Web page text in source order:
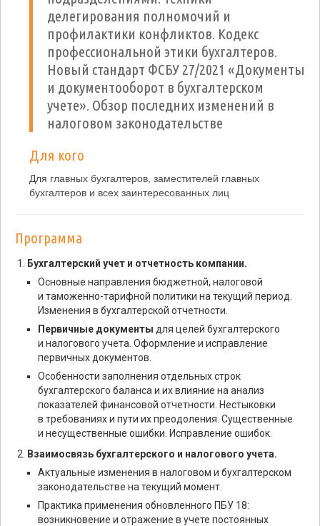
делегирования полномочий и
профилактики конфликтов. Кодекс
профессиональной этики бухгалтеров.
Новый стандарт ФСБУ 27/2021 «Документы
и документооборот в бухгалтерском
учете». Обзор последних изменений в
налоговом законодательстве
Для кого
Для главных бухгалтеров, заместителей главных
бухгалтеров и всех заинтересованных лиц
Программа
Бухгалтерский учет и отчетность компании.
Основные направления бюджетной, налоговой
и таможенно-тарифной политики на текущий период.
Изменения в бухгалтерской отчетности.
Первичные документы для целей бухгалтерского
и налогового учета. Оформление и исправление
первичных документов.
Особенности заполнения отдельных строк
бухгалтерского баланса и их влияние на анализ
показателей финансовой отчетности. Нестыковки
в требованиях и пути их преодоления. Существенные
и несущественные ошибки. Исправление ошибок.
Взаимосвязь бухгалтерского и налогового учета.
Актуальные изменения в налоговом и бухгалтерском
законодательстве на текущий момент.
Практика применения обновленного ПБУ 18:
возникновение и отражение в учете постоянных